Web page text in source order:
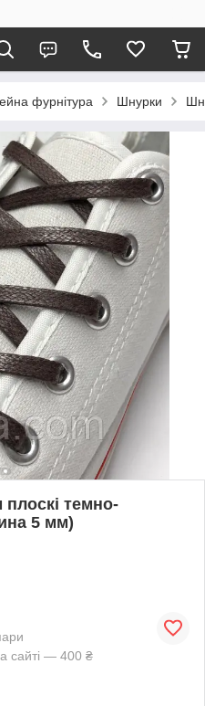
фурнітура Шнурки
темно-
5 мм)
сайті — 400 ₴